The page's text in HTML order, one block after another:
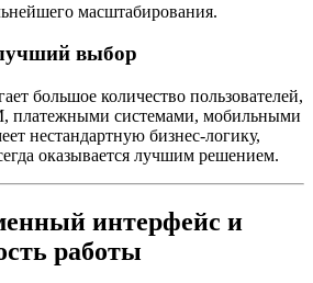
масштабирования.
выбор
большое количество пользователей,
платежными системами, мобильными
нестандартную бизнес-логику,
оказывается лучшим решением.
интерфейс и
работы